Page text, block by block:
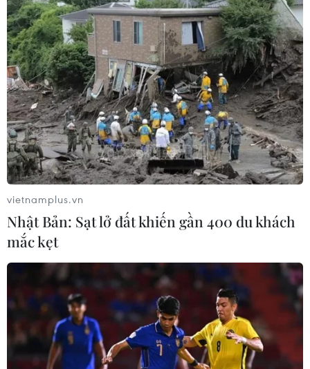
vietnamplus.vn
Nhật Bản: Sạt lở đất khiến gần 400 du khách
mắc kẹt